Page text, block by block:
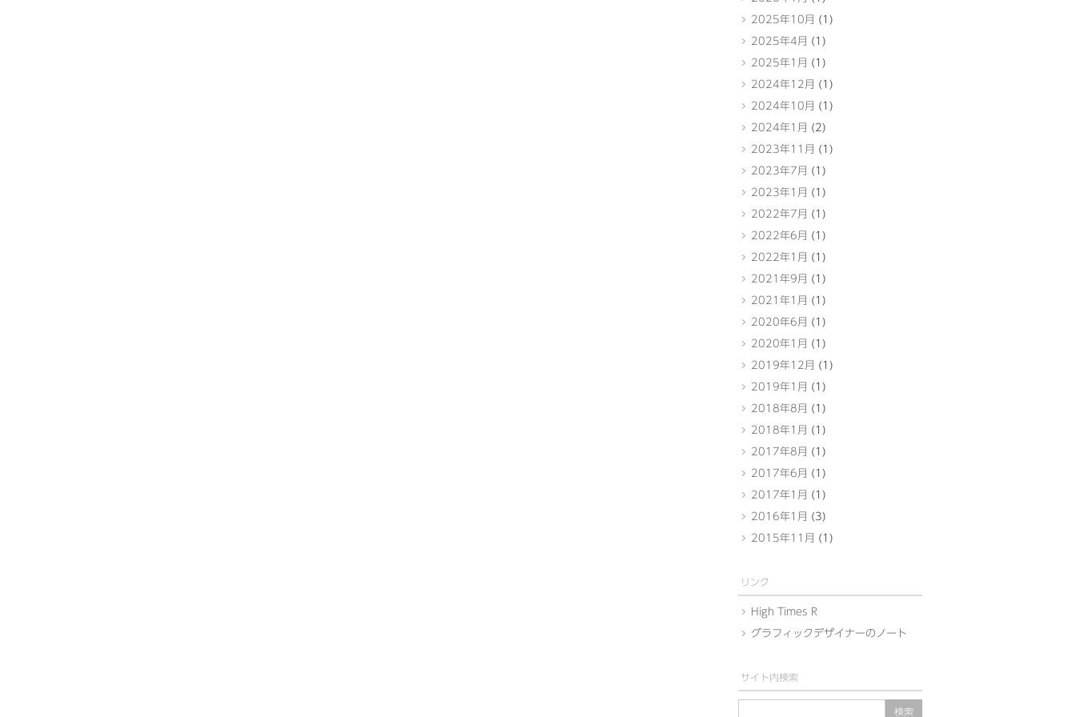
2025年10月 (1)
2025年4月 (1)
2025年1月 (1)
2024年12月 (1)
2024年10月 (1)
2024年1月 (2)
2023年11月 (1)
2023年7月 (1)
2023年1月 (1)
2022年7月 (1)
2022年6月 (1)
2022年1月 (1)
2021年9月 (1)
2021年1月 (1)
2020年6月 (1)
2020年1月 (1)
2019年12月 (1)
2019年1月 (1)
2018年8月 (1)
2018年1月 (1)
2017年8月 (1)
2017年6月 (1)
2017年1月 (1)
2016年1月 (3)
2015年11月 (1)
リンク
High Times R
グラフィックデザイナーのノート
サイト内検索